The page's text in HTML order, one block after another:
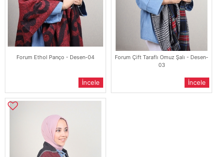
Forum Ethol Panço - Desen-04
İncele
Forum Çift Taraflı Omuz Şalı - Desen-
03
İncele